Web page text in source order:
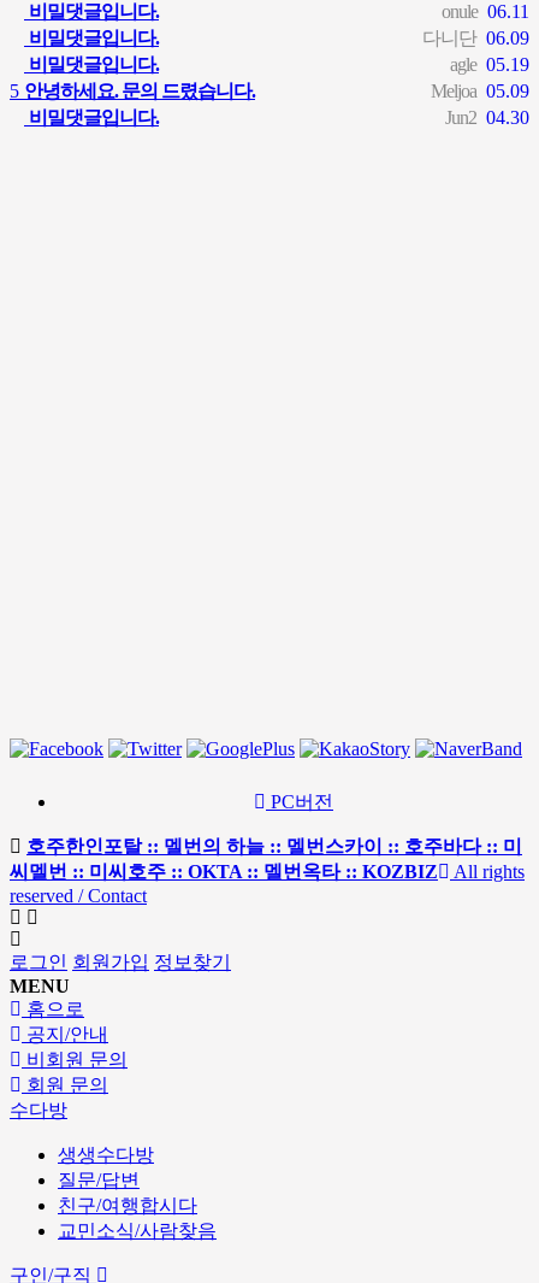
onule 06.11
비밀댓글입니다.
다니단 06.09
비밀댓글입니다.
agle 05.19
비밀댓글입니다.
Meljoa 05.09
5 안녕하세요. 문의 드렸습니다.
Jun2 04.30
비밀댓글입니다.
PC버전
호주한인포탈 :: 멜번의 하늘 :: 멜번스카이 :: 호주바다 :: 미
씨멜번 :: 미씨호주 :: OKTA :: 멜번옥타 :: KOZBIZ
All rights
reserved / Contact
로그인 회원가입 정보찾기
MENU
홈으로
공지/안내
비회원 문의
회원 문의
수다방
생생수다방
질문/답변
친구/여행합시다
교민소식/사람찾음
구인/구직